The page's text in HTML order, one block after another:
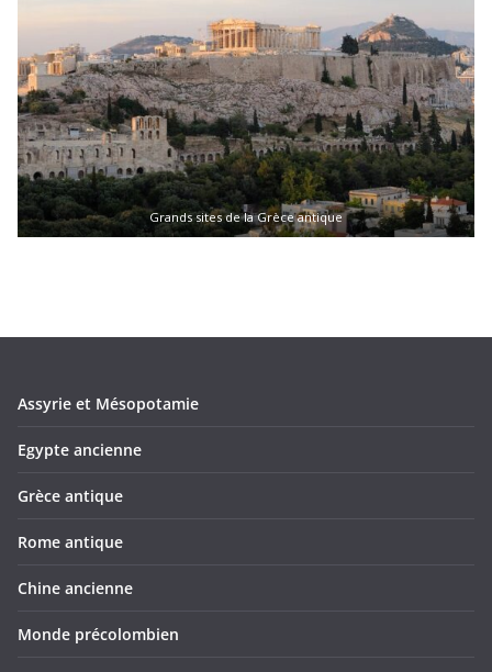
Grands sites de la Grèce antique
Assyrie et Mésopotamie
Egypte ancienne
Grèce antique
Rome antique
Chine ancienne
Monde précolombien